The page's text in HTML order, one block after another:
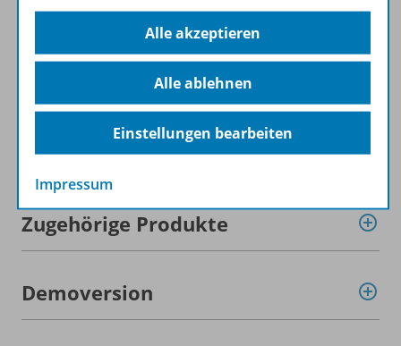
Produktinformationen
Lizenzbedingungen
Zugehörige Produkte
Demoversion
Alle akzeptieren
Alle ablehnen
Einstellungen bearbeiten
Impressum